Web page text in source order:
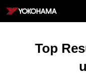
Skip
YOKOHAMA
Top